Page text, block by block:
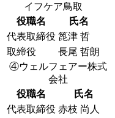
イフケア鳥取
役職名
氏名
代表取締役 箆津 哲
取締役
長尾 哲朗
④ウェルフェアー株式
会社
役職名
氏名
代表取締役 赤枝 尚人